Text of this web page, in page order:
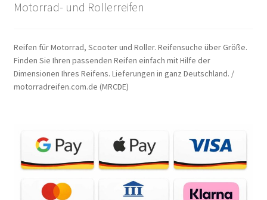
Motorrad- und Rollerreifen
Reifen für Motorrad, Scooter und Roller. Reifensuche über Größe.
Finden Sie Ihren passenden Reifen einfach mit Hilfe der
Dimensionen Ihres Reifens. Lieferungen in ganz Deutschland. /
motorradreifen.com.de (MRCDE)